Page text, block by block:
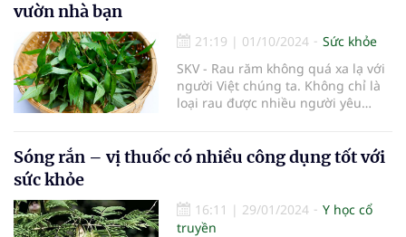
vườn nhà bạn
21:19 | 01/10/2024
Sức khỏe
SKV - Rau răm không quá xa lạ với
người Việt chúng ta. Không chỉ là
loại rau được nhiều người yêu
Sóng rắn – vị thuốc có nhiều công dụng tốt với
sức khỏe
16:11 | 29/01/2024
Y học cổ
truyền